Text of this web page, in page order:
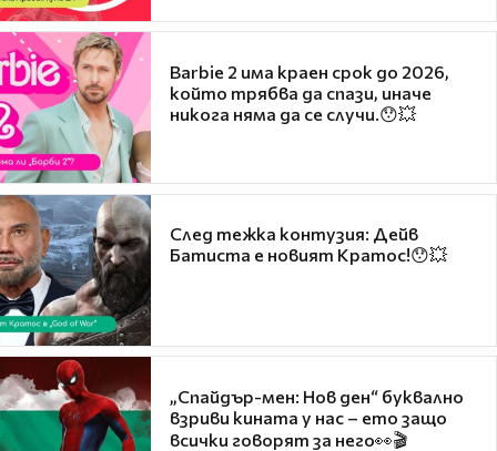
Barbie 2 има краен срок до 2026,
който трябва да спази, иначе
никога няма да се случи.😯💥
След тежка контузия: Дейв
Батиста е новият Кратос!😯💥
„Спайдър-мен: Нов ден“ буквално
взриви кината у нас – ето защо
всички говорят за него👀🎬